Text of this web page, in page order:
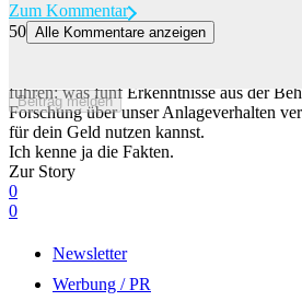
Beitrag melden
Zum Kommentar
50 Alle Kommentare anzeigen
führen: was fünf Erkenntnisse aus der
Forschung über unser Anlageverhalten
für dein Geld nutzen kannst.
Ich kenne ja die Fakten.
Zur Story
0
0
Newsletter
Werbung / PR